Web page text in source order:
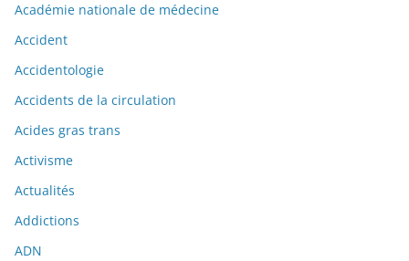
Académie nationale de médecine
Accident
Accidentologie
Accidents de la circulation
Acides gras trans
Activisme
Actualités
Addictions
ADN